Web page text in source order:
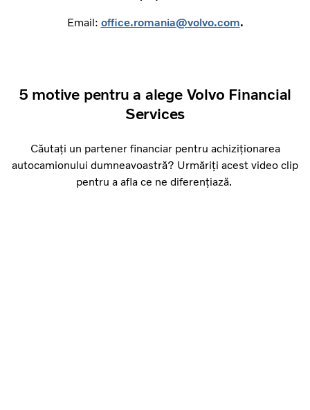
Email: office.romania@volvo.com.
5 motive pentru a alege Volvo Financial
Services
Căutați un partener financiar pentru achiziționarea
autocamionului dumneavoastră? Urmăriți acest video clip
pentru a afla ce ne diferențiază.